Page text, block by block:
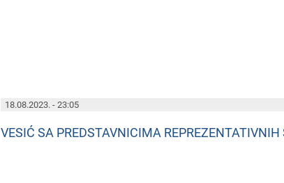
18.08.2023. - 23:05
VESIĆ SA PREDSTAVNICIMA